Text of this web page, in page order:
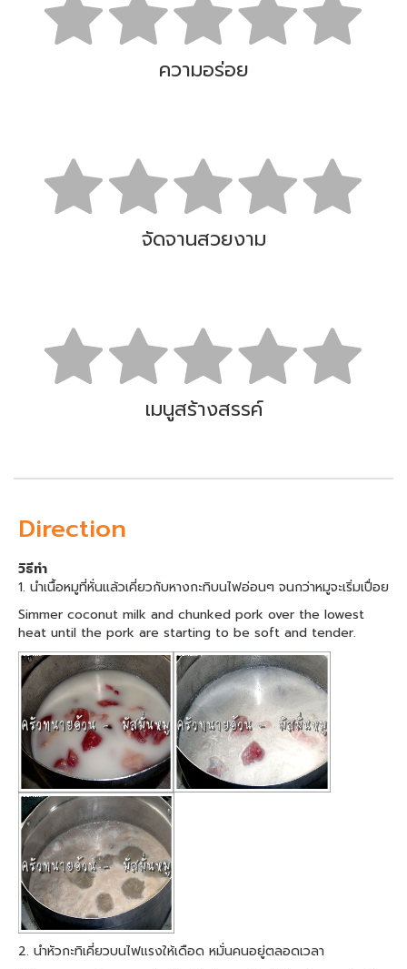
ความอร่อย
จัดจานสวยงาม
เมนูสร้างสรรค์
Direction
วิธีทำ
1. นำเนื้อหมูที่หั่นแล้วเคี่ยวกับหางกะทิบนไฟอ่อนๆ จนกว่าหมูจะเริ่มเปื่อย
Simmer coconut milk and chunked pork over the lowest
heat until the pork are starting to be soft and tender.
2. นำหัวกะทิเคี่ยวบนไฟแรงให้เดือด หมั่นคนอยู่ตลอดเวลา